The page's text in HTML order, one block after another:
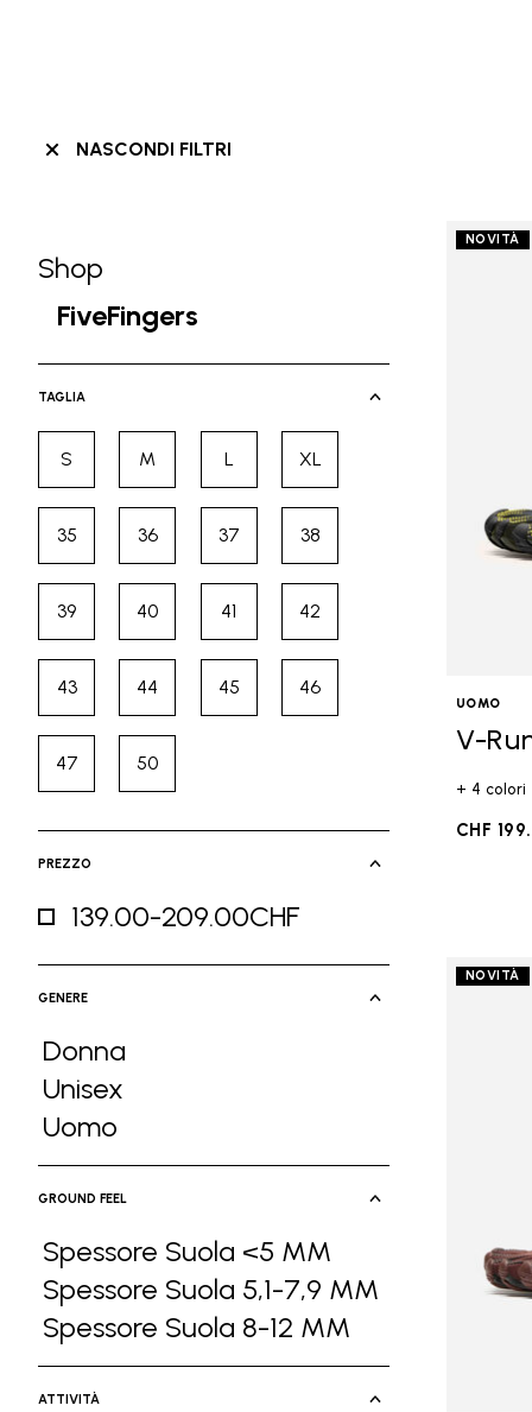
NASCONDI FILTRI
Skip filters go to products
Shop
Refine by Categoria: Shop
FiveFingers
TAGLIA
SRefine by Taglia: S
MRefine by Taglia: M
LRefine by Taglia: L
XLRefine by Taglia: XL
35Refine by Taglia: 35
36Refine by Taglia: 36
37Refine by Taglia: 37
38Refine by Taglia: 38
39Refine by Taglia: 39
40Refine by Taglia: 40
41Refine by Taglia: 41
42Refine by Taglia: 42
43Refine by Taglia: 43
44Refine by Taglia: 44
45Refine by Taglia: 45
46Refine by Taglia: 46
47Refine by Taglia: 47
50Refine by Taglia: 50
PREZZO
139.00-209.00CHF
GENERE
Donna
Refine by Genere: Donna
Unisex
Refine by Genere: Unisex
Uomo
Refine by Genere: Uomo
GROUND FEEL
Spessore Suola <5 MM
Refine by Ground Feel: Spessore
Spessore Suola 5,1-7,9 MM
Refine by Ground Feel: Spessore Suola
Spessore Suola 8-12 MM
Refine by Ground Feel: Spessore Suola
ATTIVITÀ
NOVITÀ
UOMO
V-
+ 4 colori
CHF
NOVITÀ